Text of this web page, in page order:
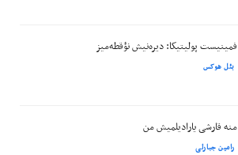
فمینیست پولیتیکا: دیره‌نیش نؤقطه‌میز
بئل هوکس
منه قارشی یارادیلمیش من
رامین جبارلی